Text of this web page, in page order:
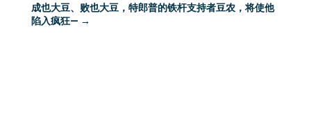
成也大豆、败也大豆，特郎普的铁杆支持者豆农，将使他
陷入疯狂— →